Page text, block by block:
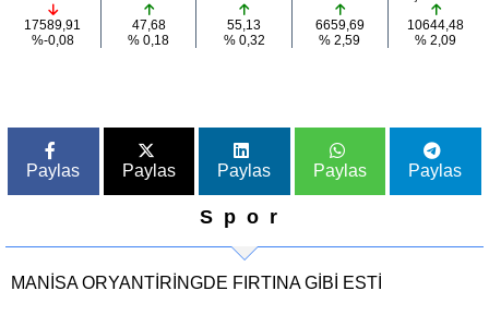
17589,91
%-0,08
47,68
% 0,18
55,13
% 0,32
6659,69
% 2,59
10644,48
% 2,09
Paylas Paylas Paylas Paylas Paylas
Spor
MANISA ORYANTIRINGDE FIRTINA GIBI ESTI